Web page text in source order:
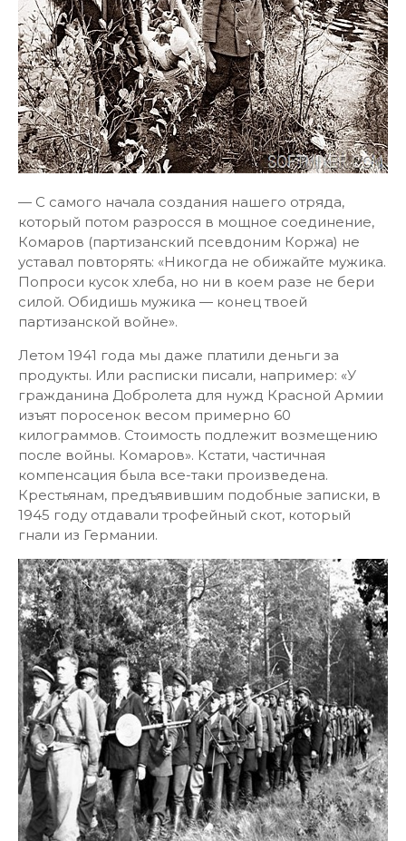
— С самого начала создания нашего отряда,
который потом разросся в мощное соединение,
Комаров (партизанский псевдоним Коржа) не
уставал повторять: «Никогда не обижайте мужика.
Попроси кусок хлеба, но ни в коем разе не бери
силой. Обидишь мужика — конец твоей
партизанской войне».
Летом 1941 года мы даже платили деньги за
продукты. Или расписки писали, например: «У
гражданина Добролета для нужд Красной Армии
изъят поросенок весом примерно 60
килограммов. Стоимость подлежит возмещению
после войны. Комаров». Кстати, частичная
компенсация была все-таки произведена.
Крестьянам, предъявившим подобные записки, в
1945 году отдавали трофейный скот, который
гнали из Германии.